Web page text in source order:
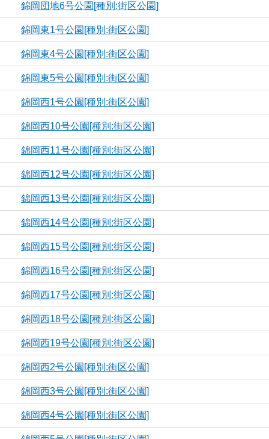
錦岡団地6号公園[種別:街区公園]
錦岡東1号公園[種別:街区公園]
錦岡東4号公園[種別:街区公園]
錦岡東5号公園[種別:街区公園]
錦岡西1号公園[種別:街区公園]
錦岡西10号公園[種別:街区公園]
錦岡西11号公園[種別:街区公園]
錦岡西12号公園[種別:街区公園]
錦岡西13号公園[種別:街区公園]
錦岡西14号公園[種別:街区公園]
錦岡西15号公園[種別:街区公園]
錦岡西16号公園[種別:街区公園]
錦岡西17号公園[種別:街区公園]
錦岡西18号公園[種別:街区公園]
錦岡西19号公園[種別:街区公園]
錦岡西2号公園[種別:街区公園]
錦岡西3号公園[種別:街区公園]
錦岡西4号公園[種別:街区公園]